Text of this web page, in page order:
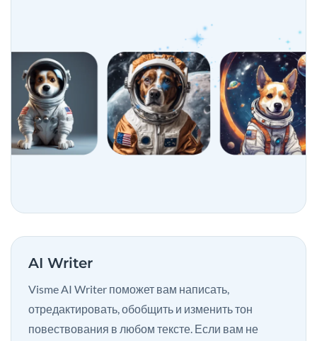
AI Writer
Visme AI Writer поможет вам написать,
отредактировать, обобщить и изменить тон
повествования в любом тексте. Если вам не